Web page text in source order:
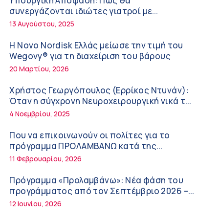
ΚΥ Σοφάδων
Πόσο μας επηρεάζει ο ύπνος με ανεμιστήρα
ή air-condition το καλοκαίρι
11:34 πμ
Randy Schekman, Νομπελίστας Ιατρικής:
«Σε πέντε χρόνια μπορεί να έχουμε
θεραπεία που αναστέλλει την εξέλιξη του
Πάρκινσον»
9:24 πμ
Αντώνης Βουκλαρής – «ΕΡΡΙΚΟΣ ΝΤΥΝΑΝ»
Πώς να προλάβετε και να αντιμετωπίσετε
τη διάρροια των ταξιδιωτών
Ευμενής Καραφυλλίδης (Metropolitan
General): Γιατί η διατροφή πρέπει να
καθοδηγείται από κλινικό διαιτολόγο;
συνεργάζονται ιδιώτες γιατροί με
νοσοκομεία του δημοσίου συστήματος
13 Αυγούστου, 2025
Η Novo Nordisk Ελλάς μείωσε την τιμή του
Wegovy® για τη διαχείριση του βάρους
20 Μαρτίου, 2026
Χρήστος Γεωργόπουλος (Ερρίκος Ντυνάν):
Όταν η σύγχρονη Νευροχειρουργική νικά το
φόβο!
4 Νοεμβρίου, 2025
Που να επικοινωνούν οι πολίτες για το
πρόγραμμα ΠΡΟΛΑΜΒΑΝΩ κατά της
παχυσαρκίας
11 Φεβρουαρίου, 2026
Πρόγραμμα «Προλαμβάνω»: Νέα φάση του
προγράμματος από τον Σεπτέμβριο 2026 –
Δωρεάν προληπτικές εξετάσεις έως το 2030
12 Ιουνίου, 2026